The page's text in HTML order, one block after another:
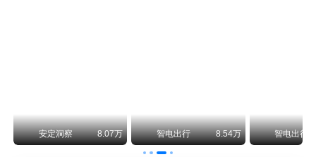
安定洞察 8.07万 智电出行 8.54万 智电出行